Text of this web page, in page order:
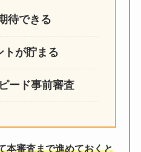
待できる
トが貯まる
ード事前審査
本審査まで進めておくと